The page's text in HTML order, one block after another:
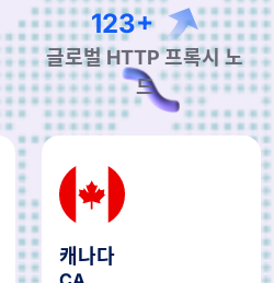
190+
글로벌 HTTP 프록시 노
드
캐나다
CA